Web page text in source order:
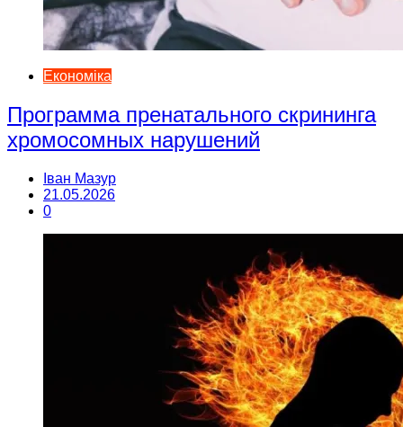
Економіка
Программа пренатального скрининга
хромосомных нарушений
Іван Мазур
21.05.2026
0